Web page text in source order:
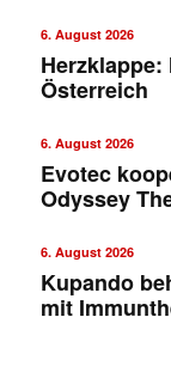
6. August 2026
Österreich
6. August 2026
Evotec
Odyssey
6. August 2026
Kupando
mit